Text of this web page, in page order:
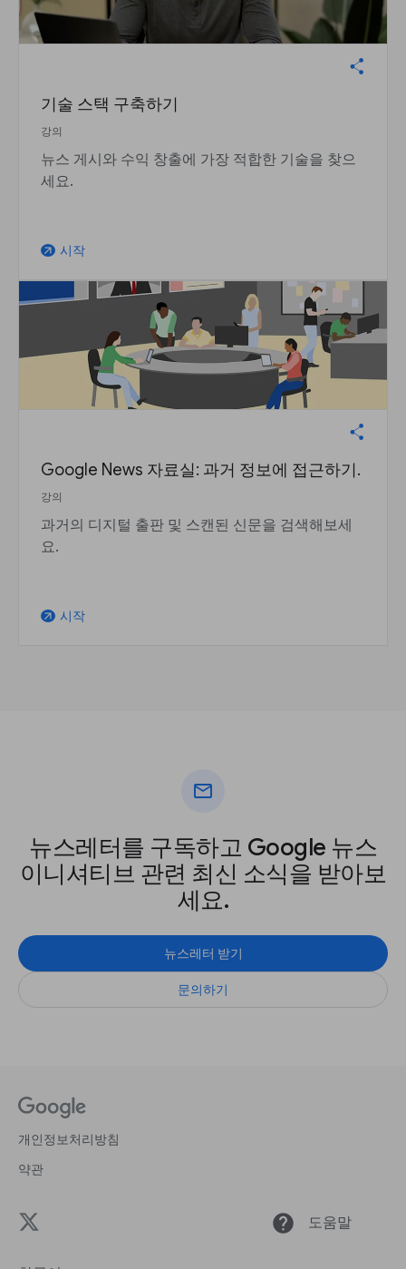
기술 스택 구축하기
강의
뉴스 게시와 수익 창출에 가장 적합한 기술을 찾으
세요.
arrow_outward 시작
Google News 자료실: 과거 정보에 접근하기.
강의
과거의 디지털 출판 및 스캔된 신문을 검색해보세
요.
arrow_outward 시작
mail
뉴스레터를 구독하고 Google 뉴스
이니셔티브 관련 최신 소식을 받아보
세요.
뉴스레터 받기
문의하기
개인정보처리방침
약관
help 도움말